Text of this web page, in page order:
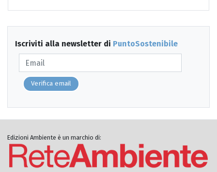
Iscriviti alla newsletter di PuntoSostenibile
Verifica email
Edizioni Ambiente è un marchio di: